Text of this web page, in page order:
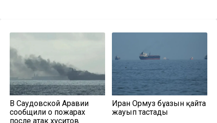
В Саудовской Аравии
сообщили о пожарах
после атак хуситов
Иран Ормуз бұғазын қайта
жауып тастады